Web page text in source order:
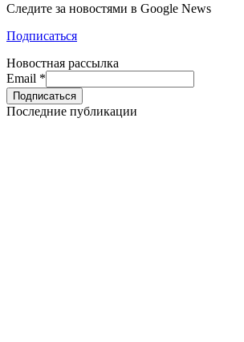
Следите за новостями в Google News
Подписаться
Новостная рассылка
Email *
Последние публикации